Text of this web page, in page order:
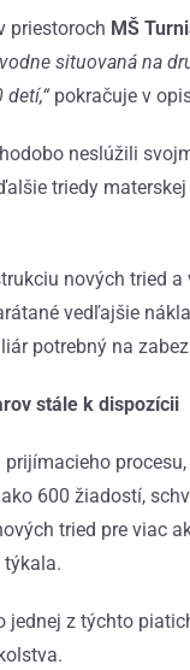
priestoroch MŠ
situovaná na
pokračuje v
neslúžili
triedy
nových tried
vedľajšie
potrebný na
stále k dispozícii
600 žiadostí,
tried pre viac
týkala.
z týchto